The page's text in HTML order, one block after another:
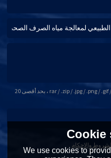
يدعم فقط .rar / .zip / .jpg / .png / .gif / .doc / .xls / .pdf ، بحد أقصى 20
والاحكام
Cookie
We use cookies to